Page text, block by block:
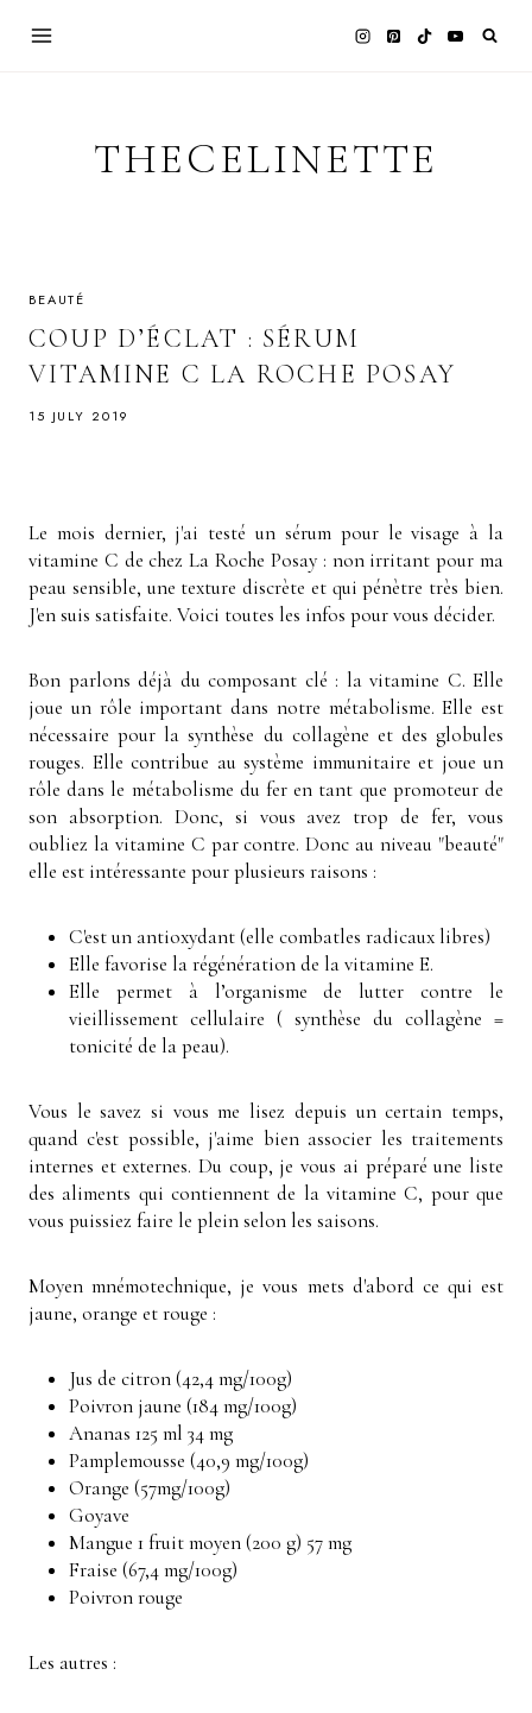
THECELINETTE
BEAUTÉ
COUP D’ÉCLAT : SÉRUM
VITAMINE C LA ROCHE POSAY
15 JULY 2019
Le mois dernier, j'ai testé un sérum pour le visage à la
vitamine C de chez La Roche Posay : non irritant pour ma
peau sensible, une texture discrète et qui pénètre très bien.
J'en suis satisfaite. Voici toutes les infos pour vous décider.
Bon parlons déjà du composant clé : la vitamine C. Elle
joue un rôle important dans notre métabolisme. Elle est
nécessaire pour la synthèse du collagène et des globules
rouges. Elle contribue au système immunitaire et joue un
rôle dans le métabolisme du fer en tant que promoteur de
son absorption. Donc, si vous avez trop de fer, vous
oubliez la vitamine C par contre. Donc au niveau "beauté"
elle est intéressante pour plusieurs raisons :
C'est un antioxydant (elle combatles radicaux libres)
Elle favorise la régénération de la vitamine E.
Elle permet à l’organisme de lutter contre le
vieillissement cellulaire ( synthèse du collagène =
tonicité de la peau).
Vous le savez si vous me lisez depuis un certain temps,
quand c'est possible, j'aime bien associer les traitements
internes et externes. Du coup, je vous ai préparé une liste
des aliments qui contiennent de la vitamine C, pour que
vous puissiez faire le plein selon les saisons.
Moyen mnémotechnique, je vous mets d'abord ce qui est
jaune, orange et rouge :
Jus de citron (42,4 mg/100g)
Poivron jaune (184 mg/100g)
Ananas 125 ml 34 mg
Pamplemousse (40,9 mg/100g)
Orange (57mg/100g)
Goyave
Mangue 1 fruit moyen (200 g) 57 mg
Fraise (67,4 mg/100g)
Poivron rouge
Les autres :